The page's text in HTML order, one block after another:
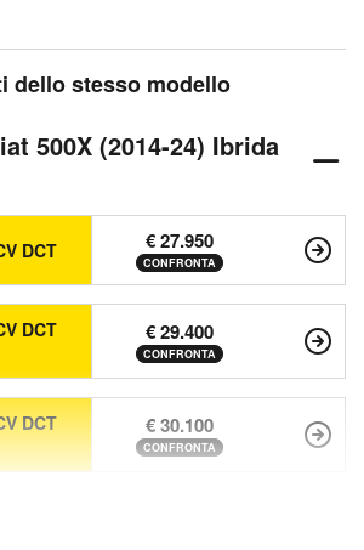
dello stesso modello
500X (2014-24) Ibrida
DCT € 27.950
CONFRONTA
DCT
€ 29.400
CONFRONTA
DCT
€ 30.100
CONFRONTA